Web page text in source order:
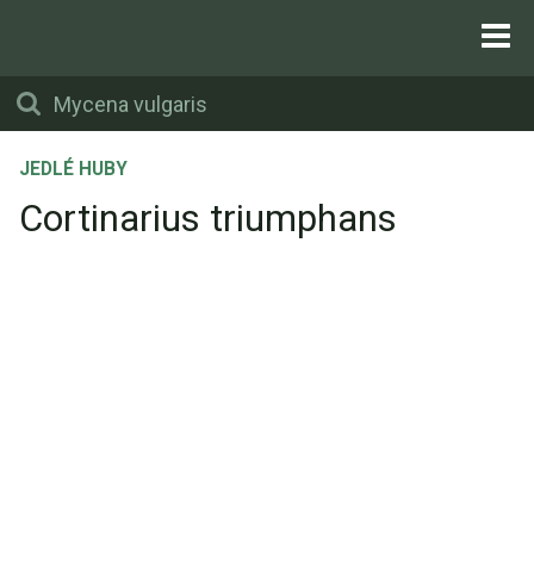
JEDLÉ HUBY
Cortinarius triumphans